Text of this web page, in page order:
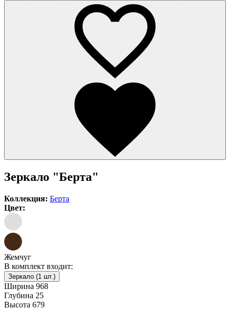
Зеркало "Берта"
Коллекция: Берта
Цвет:
Жемчуг
В комплект входит:
Зеркало (1 шт.)
Ширина 968
Глубина 25
Высота 679